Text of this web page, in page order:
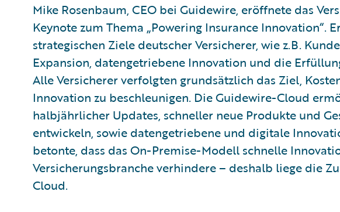
Mike Rosenbaum, CEO bei Guidewire, eröffnete das
Keynote zum Thema „Powering Insurance Innovation“.
strategischen Ziele deutscher Versicherer, wie z.B.
Expansion, datengetriebene Innovation und die
Alle Versicherer verfolgten grundsätzlich das Ziel,
Innovation zu beschleunigen. Die Guidewire-Cloud
halbjährlicher Updates, schneller neue Produkte und
entwickeln, sowie datengetriebene und digitale
betonte, dass das On-Premise-Modell schnelle
Versicherungsbranche verhindere – deshalb liege die
Cloud.